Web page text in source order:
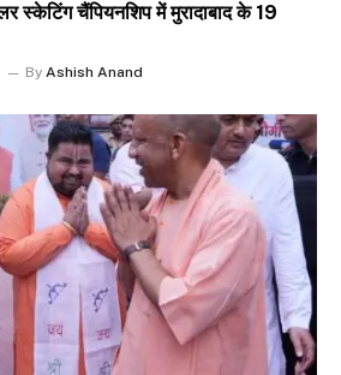
स्केटिंग चैंपियनशिप में मुरादाबाद के 19
By Ashish Anand